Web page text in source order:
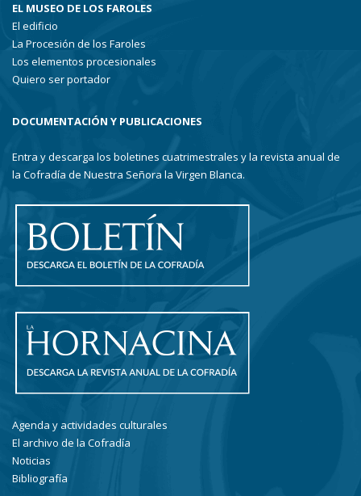
EL MUSEO DE LOS FAROLES
El edificio
La Procesión de los Faroles
Los elementos procesionales
Quiero ser portador
DOCUMENTACIÓN Y PUBLICACIONES
Entra y descarga los boletines cuatrimestrales y la revista anual de
la Cofradía de Nuestra Señora la Virgen Blanca.
Agenda y actividades culturales
El archivo de la Cofradía
Noticias
Bibliografía